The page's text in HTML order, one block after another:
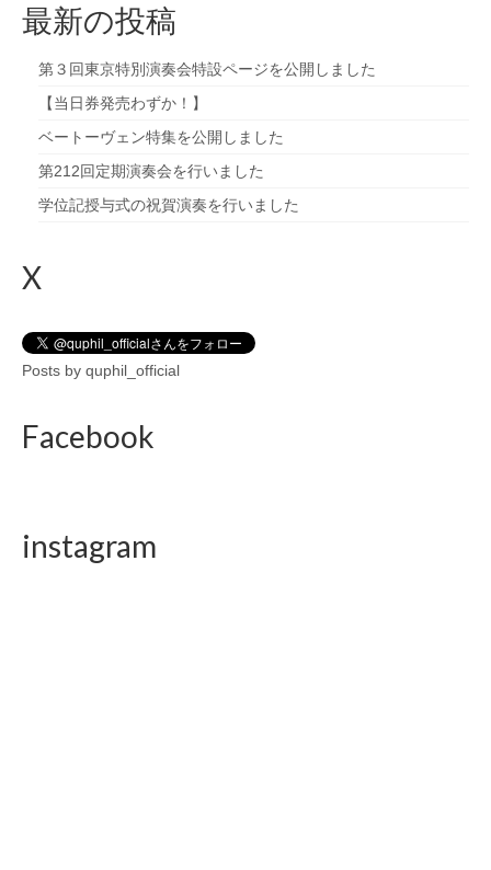
最新の投稿
第３回東京特別演奏会特設ページを公開しました
【当日券発売わずか！】
ベートーヴェン特集を公開しました
第212回定期演奏会を行いました
学位記授与式の祝賀演奏を行いました
X
Posts by quphil_official
Facebook
instagram